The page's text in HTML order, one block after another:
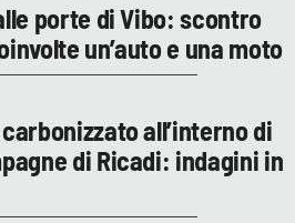
porte di Vibo: scontro
un’auto e una moto
all’interno di
di Ricadi: indagini in